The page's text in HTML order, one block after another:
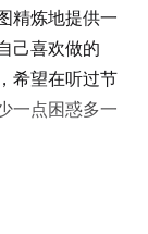
精炼地提供一
己喜欢做的
希望在听过节
一点困惑多一